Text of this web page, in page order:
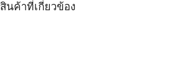
สินค้าที่เกี่ยวข้อง